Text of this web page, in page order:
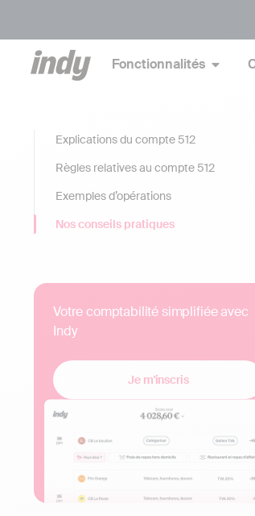
Fonctionnalités
Explications du compte 512
Règles relatives au compte 512
Exemples d’opérations
Nos conseils pratiques
Votre comptabilité simplifiée avec
Indy
Je m'inscris